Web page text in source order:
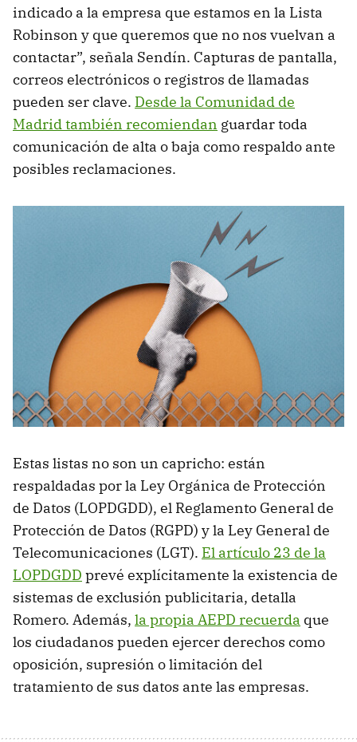
indicado a la empresa que estamos en la Lista
Robinson y que queremos que no nos vuelvan a
contactar”, señala Sendín. Capturas de pantalla,
correos electrónicos o registros de llamadas
pueden ser clave. Desde la Comunidad de
Madrid también recomiendan guardar toda
comunicación de alta o baja como respaldo ante
posibles reclamaciones.
Estas listas no son un capricho: están
respaldadas por la Ley Orgánica de Protección
de Datos (LOPDGDD), el Reglamento General de
Protección de Datos (RGPD) y la Ley General de
Telecomunicaciones (LGT). El artículo 23 de la
LOPDGDD prevé explícitamente la existencia de
sistemas de exclusión publicitaria, detalla
Romero. Además, la propia AEPD recuerda que
los ciudadanos pueden ejercer derechos como
oposición, supresión o limitación del
tratamiento de sus datos ante las empresas.